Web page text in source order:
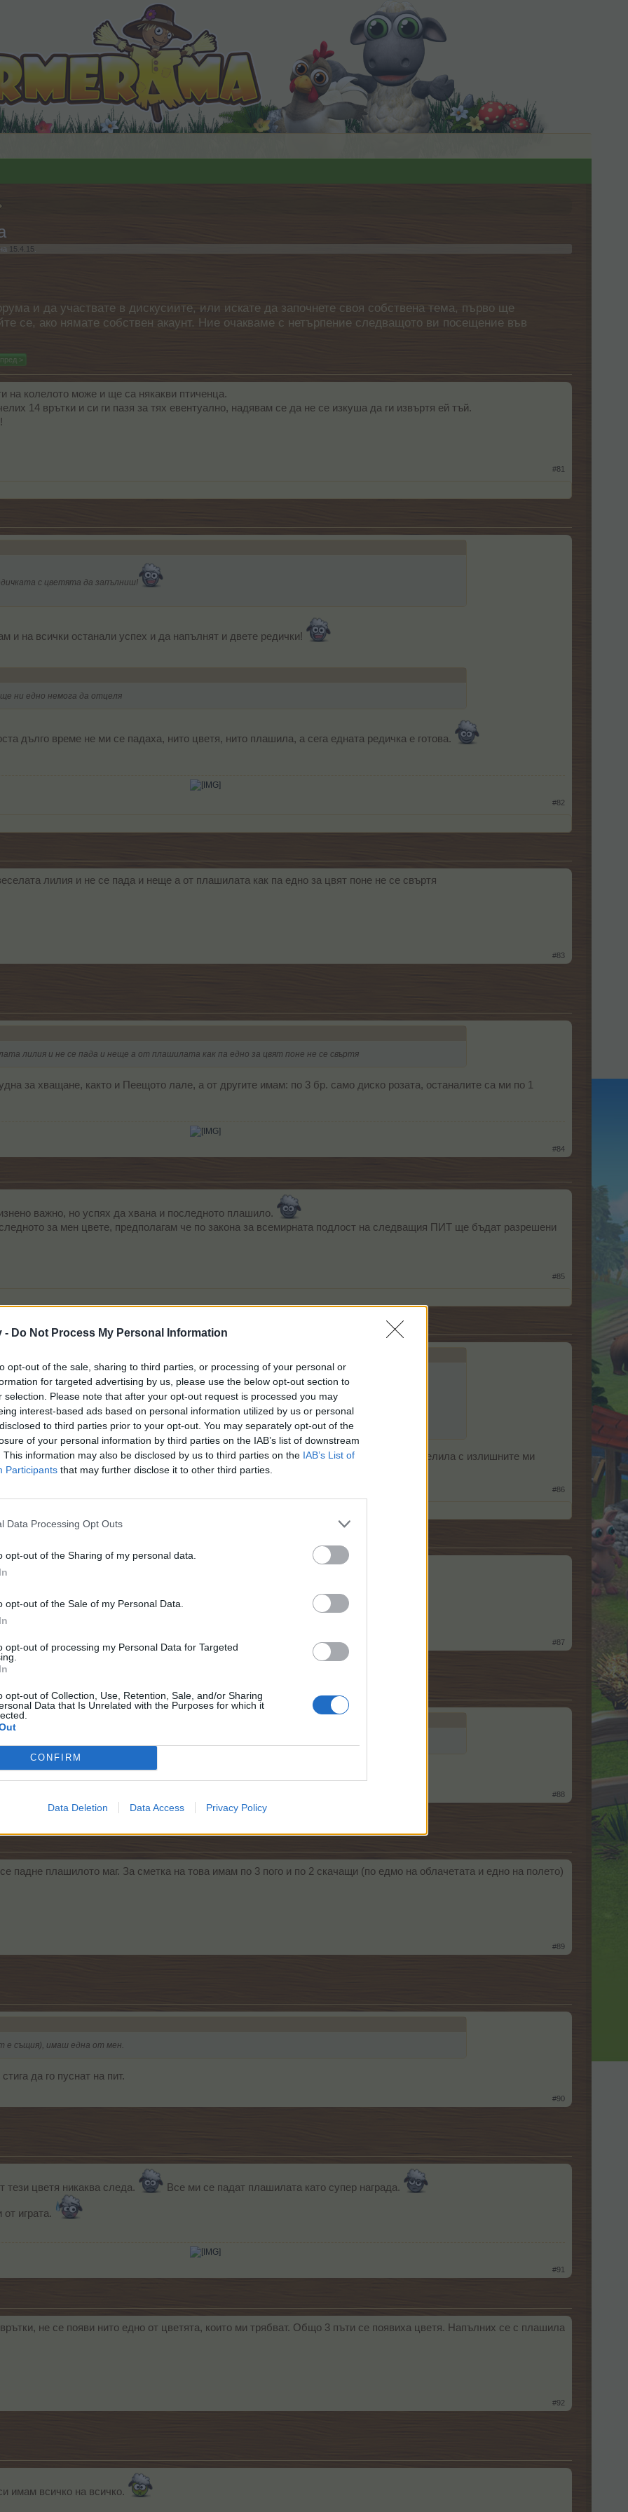
- Do Not Process My Personal Information
opt-out of the sale, sharing to third parties, or processing of your personal or
for targeted advertising by us, please use the below opt-out section to
selection. Please note that after your opt-out request is processed you may
interest-based ads based on personal information utilized by us or personal
to third parties prior to your opt-out. You may separately opt-out of the
of your personal information by third parties on the IAB’s list of downstream
This information may also be disclosed by us to third parties on the IAB’s List of
Participants that may further disclose it to other third parties.
Data Processing Opt Outs
opt-out of the Sharing of my personal data.
opt-out of the Sale of my Personal Data.
opt-out of processing my Personal Data for Targeted
opt-out of Collection, Use, Retention, Sale, and/or Sharing
Data that Is Unrelated with the Purposes for which it
CONFIRM
Data Deletion Data Access Privacy Policy
на 15.4.15
и да участвате в дискусиите, или искате да започнете своя собствена тема, първо ще
се, ако нямате собствен акаунт. Ние очакваме с нетърпение следващото ви посещение във
>
на колелото може и ще са някакви птиченца.
14 врътки и си ги пазя за тях евентуално, надявам се да не се изкуша да ги извъртя ей тъй.
#81
с цветята да запълниш!
и на всички останали успех и да напълнят и двете редички!
ни едно немога да отцеля
дълго време не ми се падаха, нито цветя, нито плашила, а сега едната редичка е готова.
#82
лилия и не се пада и неще а от плашилата как па едно за цвят поне не се свъртя
#83
лилия и не се пада и неще а от плашилата как па едно за цвят поне не се свъртя
за хващане, както и Пеещото лале, а от другите имам: по 3 бр. само диско розата, останалите са ми по 1
​
#84
важно, но успях да хвана и последното плашило.
за мен цвете, предполагам че по закона за всемирната подлост на следващия ПИТ ще бъдат разрешени
#85
важно, но успях да хвана и последното плашило.
за мен цвете, предполагам че по закона за всемирната подлост на следващия ПИТ ще бъдат
и за секвоите) да ги разрешат. Но все пак надеждата умира последна. Бих се разделила с излишните ми
А следващата поредица на колелото може би ще е от някакви птичета.
#86
и не се пада , ако ги разрешат на пит може ли , който има повече да пиши на лични
#87
не се пада , ако ги разрешат на пит може ли , който има повече да пиши на лични
е същия), имаш една от мен.
#88
падне плашилото маг. За сметка на това имам по 3 пого и по 2 скачащи (по едмо на облачетата и едно на полето)
#89
е същия), имаш една от мен.
да го пуснат на пит.
#90
тези цветя никаква следа. Все ми се падат плашилата като супер награда.
играта.
#91
не се появи нито едно от цветята, които ми трябват. Общо 3 пъти се появиха цветя. Напълних се с плашила
#92
имам всичко на всичко.